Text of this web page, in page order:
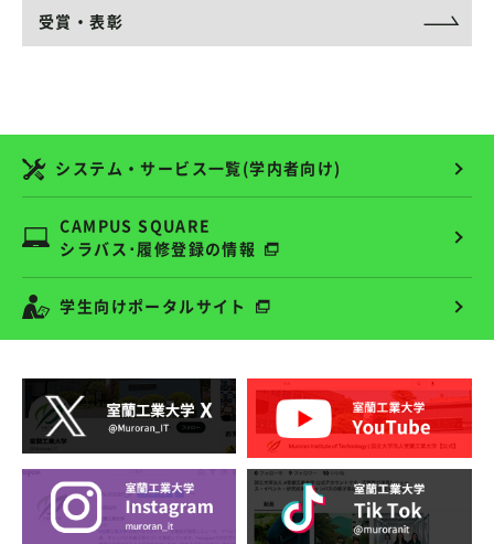
受賞・表彰
システム・サービス一覧(学内者向け)
CAMPUS SQUARE
シラバス･履修登録の情報
学生向けポータルサイト